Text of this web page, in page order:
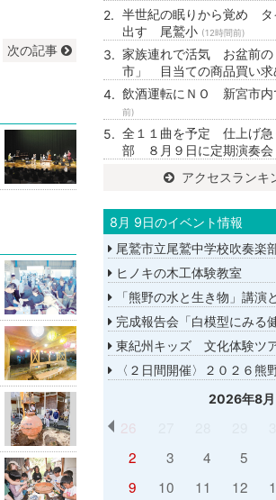
次の記事
半世紀の眠りから覚め タ
出す 尾鷲小 (12時間前)
家族連れで活気 お盆前の
市」 目当ての商品買い求
飲酒運転にＮＯ 新宮市内
前)
全１１曲を予定 仕上げ
部 ８月９日に定期演奏会
アクセスランキ
8月 9日のイベント情報
尾鷲市立尾鷲中学校吹奏楽部 第
ヒノキの木工体験教室
「熊野の水と生き物」講演と
完成報告会「白模型にみる健次の世界－『千年
東紀州キッズ 文化体験ツア
〈２日間開催〉２０２６熊野
2026年8月
26
2
3 4 5
9
10 11 12